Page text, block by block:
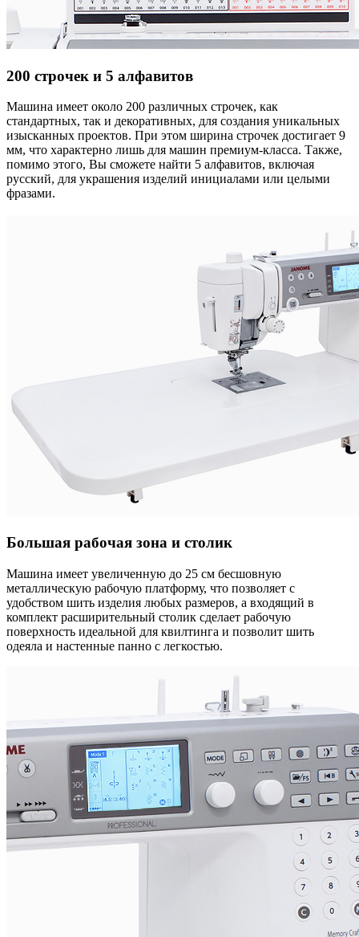
200 строчек и 5 алфавитов
Машина имеет около 200 различных строчек, как
стандартных, так и декоративных, для создания уникальных
изысканных проектов. При этом ширина строчек достигает 9
мм, что характерно лишь для машин премиум-класса. Также,
помимо этого, Вы сможете найти 5 алфавитов, включая
русский, для украшения изделий инициалами или целыми
фразами.
Большая рабочая зона и столик
Машина имеет увеличенную до 25 см бесшовную
металлическую рабочую платформу, что позволяет с
удобством шить изделия любых размеров, а входящий в
комплект расширительный столик сделает рабочую
поверхность идеальной для квилтинга и позволит шить
одеяла и настенные панно с легкостью.